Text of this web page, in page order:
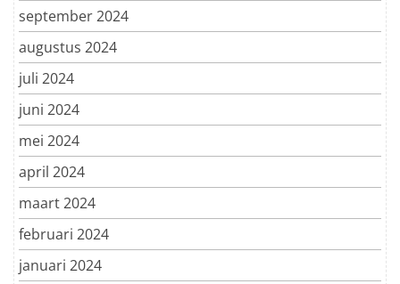
september 2024
augustus 2024
juli 2024
juni 2024
mei 2024
april 2024
maart 2024
februari 2024
januari 2024